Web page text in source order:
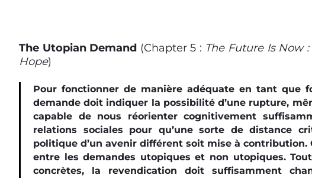
The Utopian Demand (Chapter 5 : The Future Is Now
Hope)
Pour fonctionner de manière adéquate en tant que
demande doit indiquer la possibilité d’une rupture,
capable de nous réorienter cognitivement
relations sociales pour qu’une sorte de distance
politique d’un avenir différent soit mise à
entre les demandes utopiques et non utopiques.
concrètes, la revendication doit suffisamment